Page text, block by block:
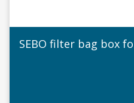
SEBO filter bag box